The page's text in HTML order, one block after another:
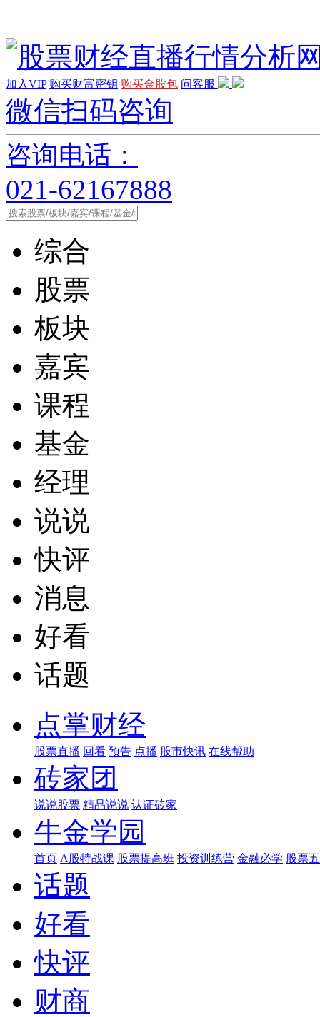
加入VIP 购买财富密钥 购买金股包 问客服
微信扫码咨询
咨询电话：
021-62167888
综合
股票
板块
嘉宾
课程
基金
经理
说说
快评
消息
好看
话题
点掌财经
股票直播 回看 预告 点播 股市快讯 在线帮助
砖家团
说说股票 精品说说 认证砖家
牛金学园
首页 A股特战课 股票提高班 投资训练营 金融必学 股票
话题
好看
快评
财商